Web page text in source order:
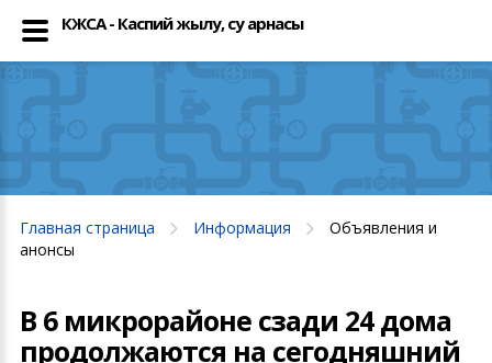
Главная страница Информация
Объявления и
анонсы
В 6 микрорайоне сзади 24 дома
продолжаются на сегодняшний
КЖСА - Каспий жылу, су арнасы